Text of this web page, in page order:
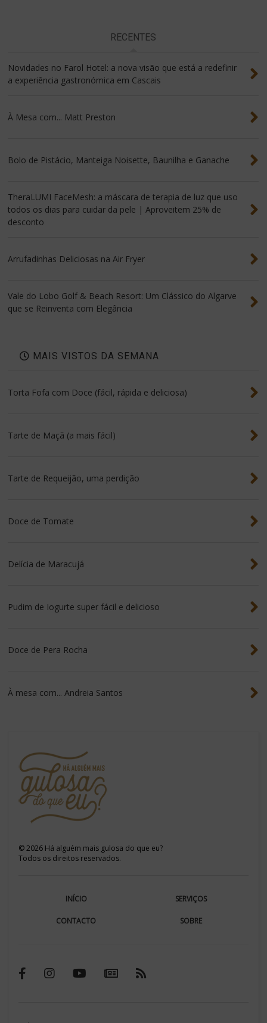
RECENTES
Novidades no Farol Hotel: a nova visão que está a redefinir
a experiência gastronómica em Cascais
À Mesa com... Matt Preston
Bolo de Pistácio, Manteiga Noisette, Baunilha e Ganache
TheraLUMI FaceMesh: a máscara de terapia de luz que uso
todos os dias para cuidar da pele | Aproveitem 25% de
desconto
Arrufadinhas Deliciosas na Air Fryer
Vale do Lobo Golf & Beach Resort: Um Clássico do Algarve
que se Reinventa com Elegância
MAIS VISTOS DA SEMANA
Torta Fofa com Doce (fácil, rápida e deliciosa)
Tarte de Maçã (a mais fácil)
Tarte de Requeijão, uma perdição
Doce de Tomate
Delícia de Maracujá
Pudim de Iogurte super fácil e delicioso
Doce de Pera Rocha
À mesa com... Andreia Santos
©2026 Há alguém mais gulosa do que eu?
Todos os direitos reservados.
INÍCIO SERVIÇOS
CONTACTO SOBRE